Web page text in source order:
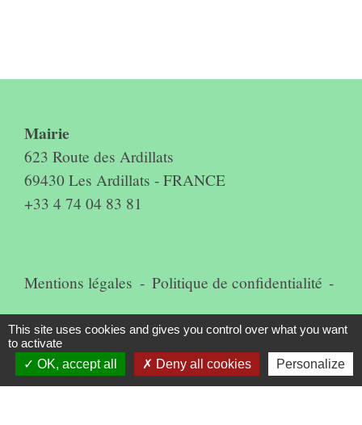
Mairie
623 Route des Ardillats
69430 Les Ardillats - FRANCE
+33 4 74 04 83 81
Mentions légales - Politique de confidentialité -
Accessibilité - Plan du site -
Gestion des cookies
This site uses cookies and gives you control over what you want
to activate
OK, accept all
Deny all cookies Personalize